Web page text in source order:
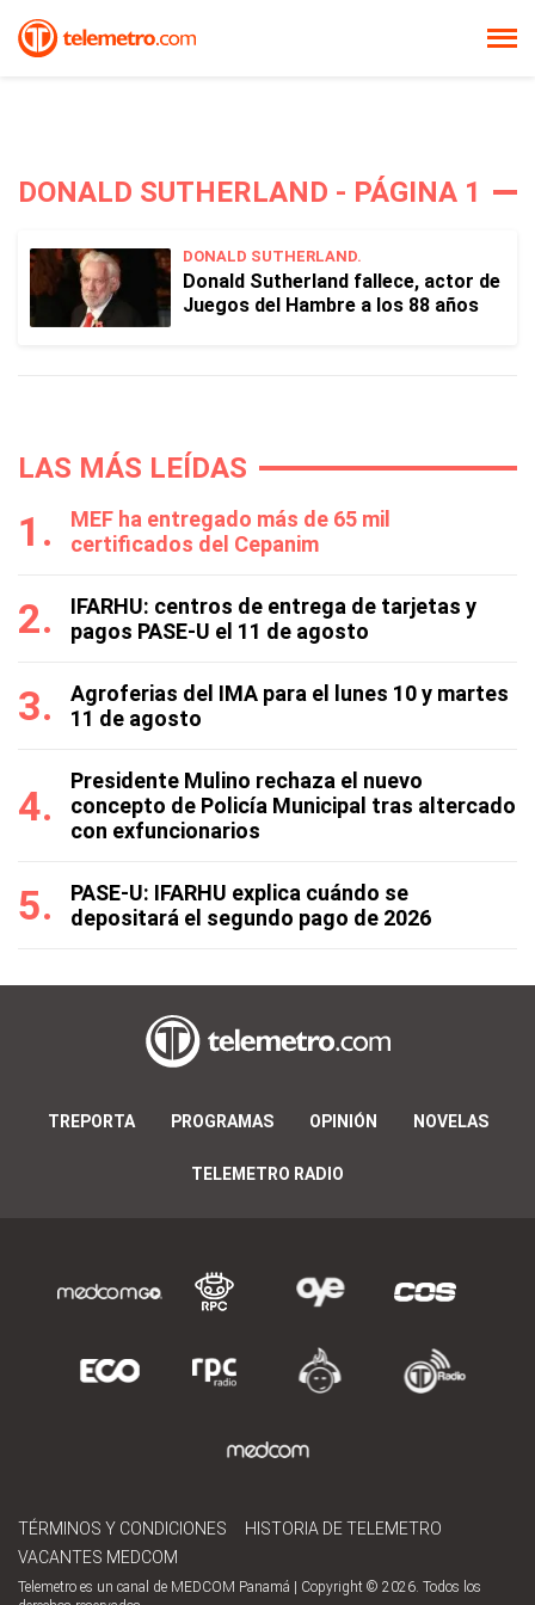
DONALD SUTHERLAND - PÁGINA 1
DONALD SUTHERLAND.
Donald Sutherland fallece, actor de
Juegos del Hambre a los 88 años
LAS MÁS LEÍDAS
MEF ha entregado más de 65 mil
certificados del Cepanim
IFARHU: centros de entrega de tarjetas y
pagos PASE-U el 11 de agosto
Agroferias del IMA para el lunes 10 y martes
11 de agosto
Presidente Mulino rechaza el nuevo
concepto de Policía Municipal tras altercado
con exfuncionarios
PASE-U: IFARHU explica cuándo se
depositará el segundo pago de 2026
TREPORTA PROGRAMAS OPINIÓN NOVELAS
TELEMETRO RADIO
TÉRMINOS Y CONDICIONES
HISTORIA DE TELEMETRO
VACANTES MEDCOM
Telemetro es un canal de MEDCOM Panamá | Copyright © 2026. Todos los